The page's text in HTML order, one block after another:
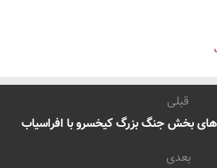
قبلی
های بخش جنگ بزرگ کیخسرو با افراسیاب
بعدی